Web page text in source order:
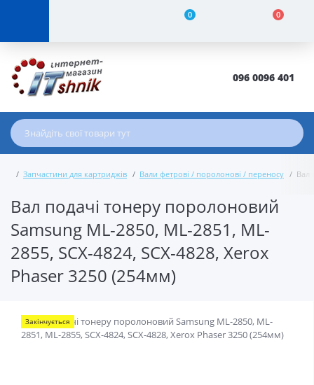
0 0
096 0096 401
Запчастини для картриджів Вали фетрові / поролонові / переносу Вал
Вал подачі тонеру поролоновий
Samsung ML-2850, ML-2851, ML-
2855, SCX-4824, SCX-4828, Xerox
Phaser 3250 (254мм)
Закінчується